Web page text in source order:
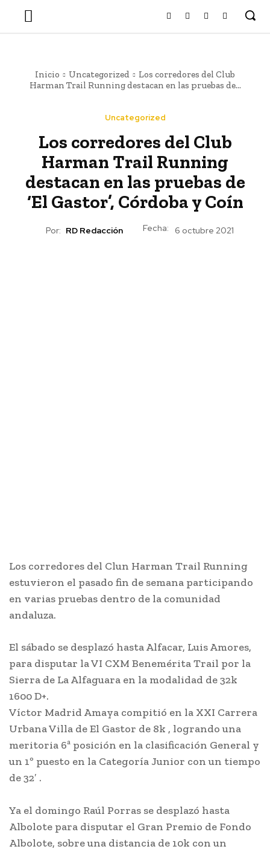
Inicio Uncategorized
Los corredores del Club
Harman Trail Running destacan en las pruebas de...
Uncategorized
Los corredores del Club
Harman Trail Running
destacan en las pruebas de
‘El Gastor’, Córdoba y Coín
Por: RD Redacción Fecha: 6 octubre 2021
Los corredores del Clun Harman Trail Running
estuvieron el pasado fin de semana participando
en varias pruebas dentro de la comunidad
andaluza.
El sábado se desplazó hasta Alfacar, Luis Amores,
para disputar la VI CXM Benemérita Trail por la
Sierra de La Alfaguara en la modalidad de 32k
1600 D+.
Víctor Madrid Amaya compitió en la XXI Carrera
Urbana Villa de El Gastor de 8k , logrando una
meritoria 6ª posición en la clasificación General y
un 1º puesto en la Categoría Junior con un tiempo
de 32′ .
Ya el domingo Raúl Porras se desplazó hasta
Albolote para disputar el Gran Premio de Fondo
Albolote, sobre una distancia de 10k con un